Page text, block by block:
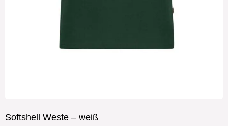
Softshell Weste – weiß